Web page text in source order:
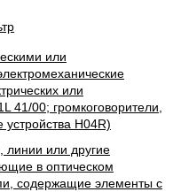
или
или
41/00; громкоговорители,
H04R)
или другие
в оптическом
содержащие элементы с